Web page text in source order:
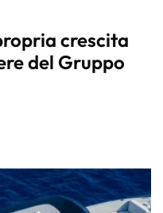
crescita
del Gruppo